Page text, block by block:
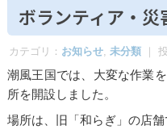
ボランティア・
カテゴリ： お知らせ, 未分類 ｜
潮風王国では、大変な作業
所を開設しました。
場所は、旧「和らぎ」の店